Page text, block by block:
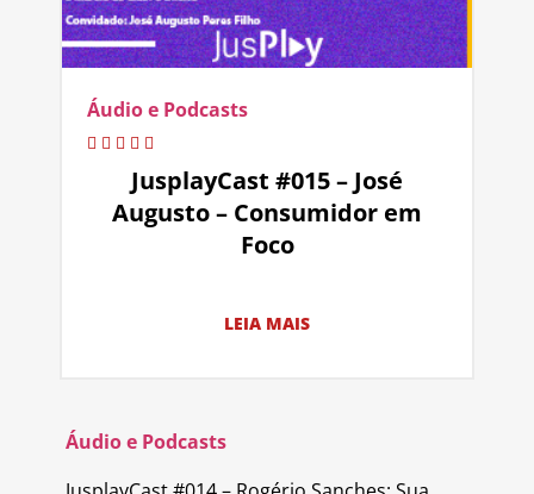
Áudio e Podcasts
JusplayCast #015 – José
Augusto – Consumidor em
Foco
LEIA MAIS
Áudio e Podcasts